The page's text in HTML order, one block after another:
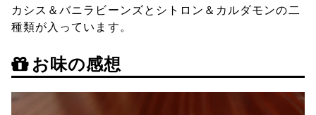
カシス＆バニラビーンズとシトロン＆カルダモンの二
種類が入っています。
お味の感想